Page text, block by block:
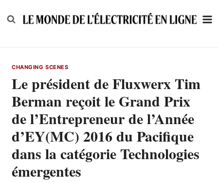
to
CHANGING SCENES
Le président de Fluxwerx Tim
Berman reçoit le Grand Prix
de l’Entrepreneur de l’Année
d’EY(MC) 2016 du Pacifique
dans la catégorie Technologies
émergentes